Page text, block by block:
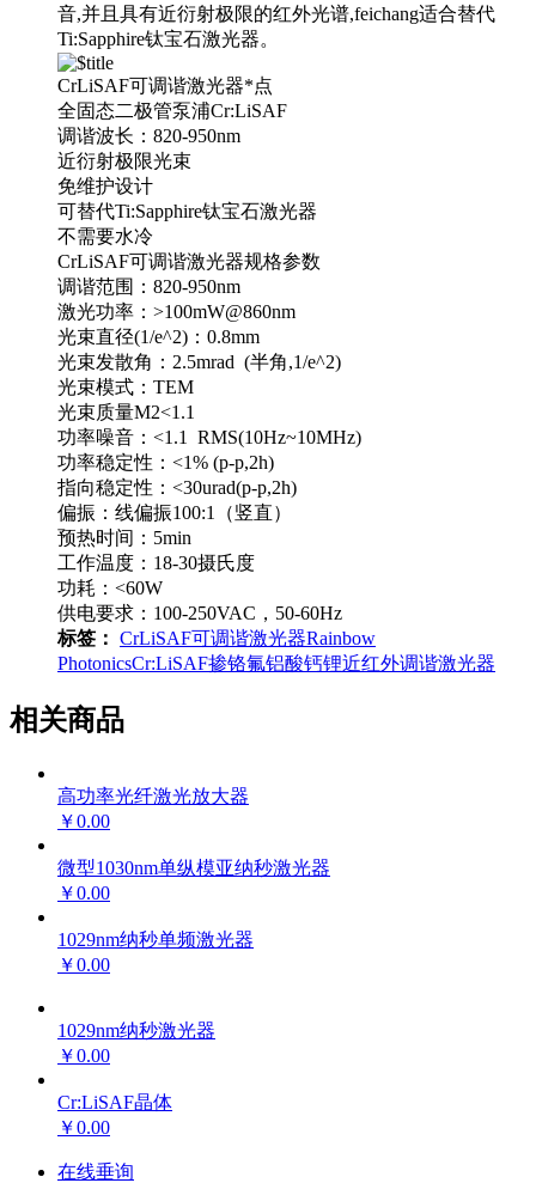
音,并且具有近衍射极限的红外光谱,feichang适合替代
Ti:Sapphire钛宝石激光器。
CrLiSAF可调谐激光器*点
全固态二极管泵浦Cr:LiSAF
调谐波长：820-950nm
近衍射极限光束
免维护设计
可替代Ti:Sapphire钛宝石激光器
不需要水冷
CrLiSAF可调谐激光器规格参数
调谐范围：820-950nm
激光功率：>100mW@860nm
光束直径(1/e^2)：0.8mm
光束发散角：2.5mrad (半角,1/e^2)
光束模式：TEM
光束质量M2<1.1
功率噪音：<1.1 RMS(10Hz~10MHz)
功率稳定性：<1% (p-p,2h)
指向稳定性：<30urad(p-p,2h)
偏振：线偏振100:1（竖直）
预热时间：5min
工作温度：18-30摄氏度
功耗：<60W
供电要求：100-250VAC，50-60Hz
标签： CrLiSAF可调谐激光器Rainbow
PhotonicsCr:LiSAF掺铬氟铝酸钙锂近红外调谐激光器
相关商品
高功率光纤激光放大器
￥0.00
微型1030nm单纵模亚纳秒激光器
￥0.00
1029nm纳秒单频激光器
￥0.00
1029nm纳秒激光器
￥0.00
Cr:LiSAF晶体
￥0.00
在线垂询